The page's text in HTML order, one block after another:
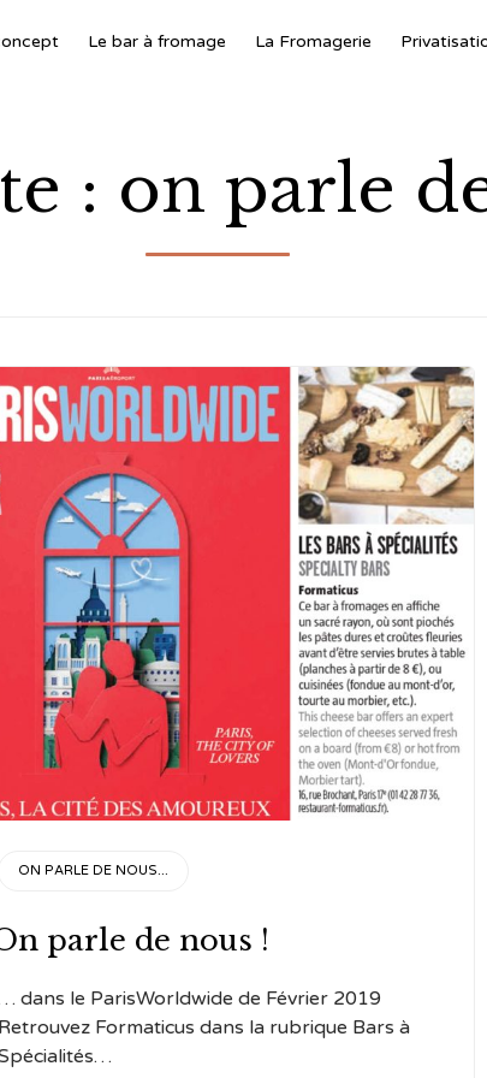
Le bar à fromage La Fromagerie
: on parle
CATEGORY
ON PARLE DE NOUS...
parle de nous !
dans le ParisWorldwide de Février 2019
Retrouvez Formaticus dans la rubrique Bars à